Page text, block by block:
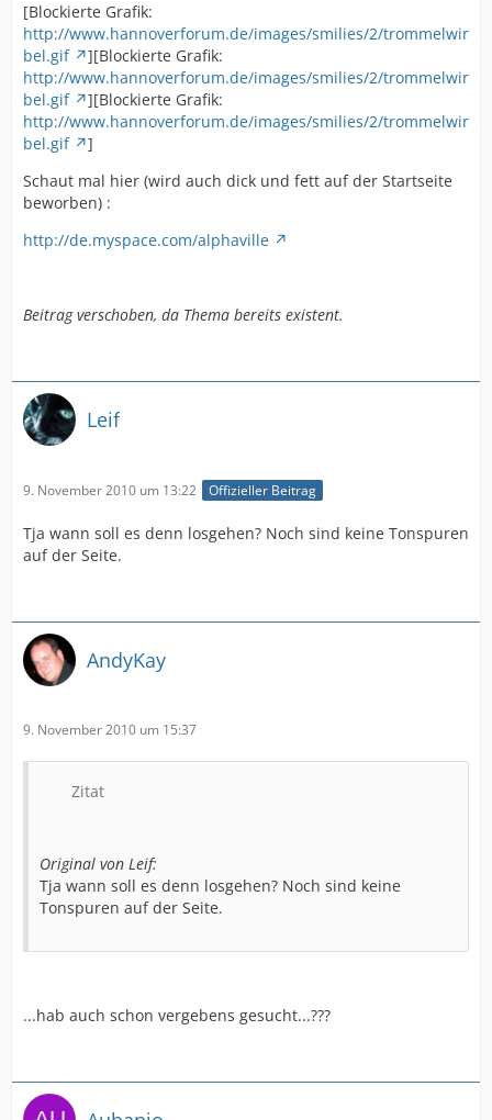
[Blockierte Grafik:
http://www.hannoverforum.de/images/smilies/2/trommelwir
bel.gif
][Blockierte Grafik:
http://www.hannoverforum.de/images/smilies/2/trommelwir
bel.gif
][Blockierte Grafik:
http://www.hannoverforum.de/images/smilies/2/trommelwir
bel.gif
]
Schaut mal hier (wird auch dick und fett auf der Startseite
beworben) :
http://de.myspace.com/alphaville
Beitrag verschoben, da Thema bereits existent.
Leif
9. November 2010 um 13:22 Offizieller Beitrag
Tja wann soll es denn losgehen? Noch sind keine Tonspuren
auf der Seite.
AndyKay
9. November 2010 um 15:37
Zitat
Original von Leif:
Tja wann soll es denn losgehen? Noch sind keine
Tonspuren auf der Seite.
...hab auch schon vergebens gesucht...???